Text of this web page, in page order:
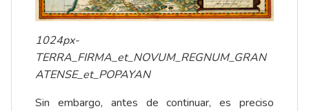
1024px-
TERRA_FIRMA_et_NOVUM_REGNUM_GRAN
ATENSE_et_POPAYAN
Sin embargo, antes de continuar, es preciso